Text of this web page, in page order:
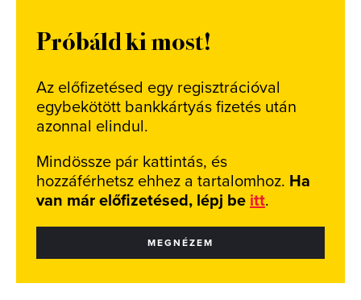
Próbáld ki most!
Az előfizetésed egy regisztrációval
egybekötött bankkártyás fizetés után
azonnal elindul.
Mindössze pár kattintás, és
hozzáférhetsz ehhez a tartalomhoz. Ha
van már előfizetésed, lépj be itt.
MEGNÉZEM